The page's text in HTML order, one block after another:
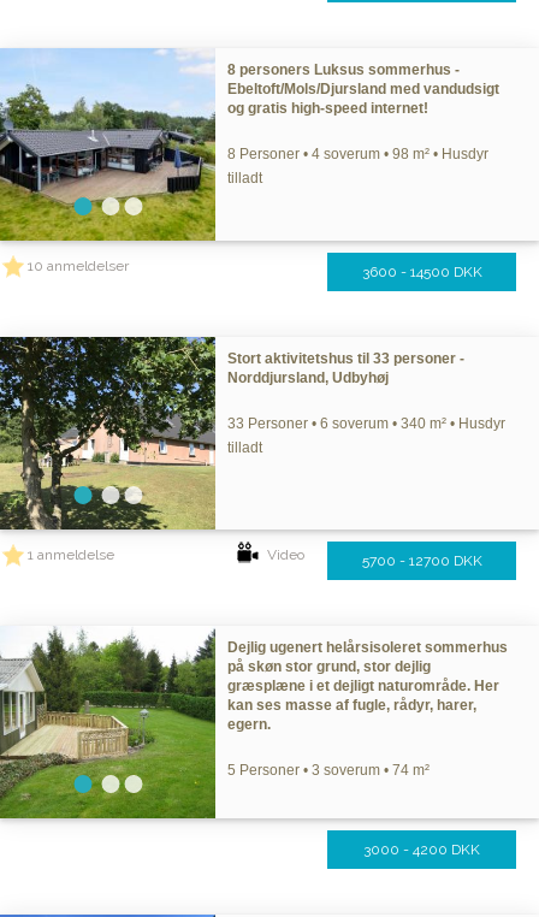
8 personers Luksus sommerhus -
Ebeltoft/Mols/Djursland med vandudsigt
og gratis high-speed internet!
8 Personer • 4 soverum • 98 m² • Husdyr
tilladt
10 anmeldelser 3600 - 14500 DKK
Stort aktivitetshus til 33 personer -
Norddjursland, Udbyhøj
33 Personer • 6 soverum • 340 m² • Husdyr
tilladt
1 anmeldelse Video 5700 - 12700 DKK
Dejlig ugenert helårsisoleret sommerhus
på skøn stor grund, stor dejlig
græsplæne i et dejligt naturområde. Her
kan ses masse af fugle, rådyr, harer,
egern.
5 Personer • 3 soverum • 74 m²
3000 - 4200 DKK